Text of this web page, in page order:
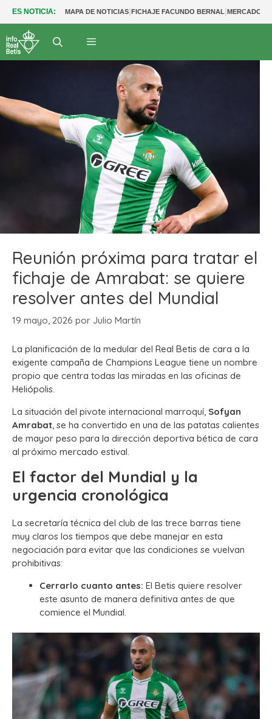
ES NOTICIA: MAPA DE NOTICIAS|FICHAJE FACUNDO BERNAL|MERCADO
Reunión próxima para tratar el
fichaje de Amrabat: se quiere
resolver antes del Mundial
19 mayo, 2026 por Julio Martín
La planificación de la medular del Real Betis de cara a la
exigente campaña de Champions League tiene un nombre
propio que centra todas las miradas en las oficinas de
Heliópolis.
La situación del pivote internacional marroquí, Sofyan
Amrabat, se ha convertido en una de las patatas calientes
de mayor peso para la dirección deportiva bética de cara
al próximo mercado estival.
El factor del Mundial y la
urgencia cronológica
La secretaría técnica del club de las trece barras tiene
muy claros los tiempos que debe manejar en esta
negociación para evitar que las condiciones se vuelvan
prohibitivas:
Cerrarlo cuanto antes: El Betis quiere resolver
este asunto de manera definitiva antes de que
comience el Mundial.